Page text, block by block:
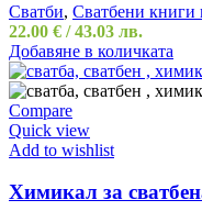
Сватби, Сватбени книги
22.00 € / 43.03 лв.
Добавяне в количката
Compare
Quick view
Add to wishlist
Химикал за